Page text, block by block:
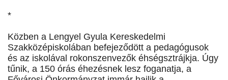
*
Közben a Lengyel Gyula Kereskedelmi
Szakközépiskolában befejeződött a pedagógusok
és az iskolával rokonszenvezők éhségsztrájkja. Úgy
tűnik, a 150 órás éhezésnek lesz foganatja, a